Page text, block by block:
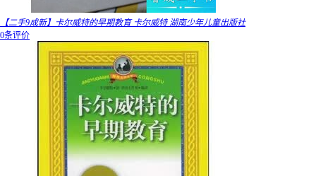
【二手9成新】卡尔威特的早期教育 卡尔威特 湖南少年儿童出版社
0条评价